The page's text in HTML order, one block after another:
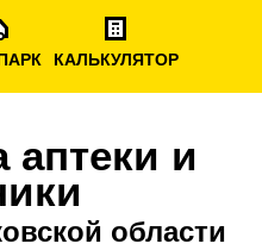
КАЛЬКУЛЯТОР
аптеки и
области